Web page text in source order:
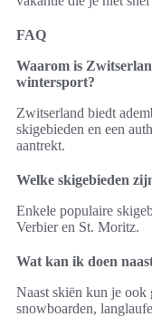
FAQ
Waarom is
wintersport?
Zwitserland biedt
skigebieden en een
aantrekt.
Welke skigebieden
Enkele populaire
Verbier en St. Moritz.
Wat kan ik doen
Naast skiën kun je ook
snowboarden,